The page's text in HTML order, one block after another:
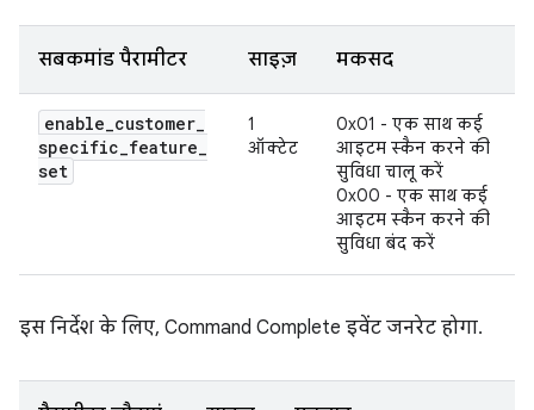
सबकमांड पैरामीटर साइज़ मकसद
enable_customer_
specific_feature_
set
1
ऑक्टेट
0x01 - एक साथ कई
आइटम स्कैन करने की
सुविधा चालू करें
0x00 - एक साथ कई
आइटम स्कैन करने की
सुविधा बंद करें
इस निर्देश के लिए, Command Complete इवेंट जनरेट होगा.